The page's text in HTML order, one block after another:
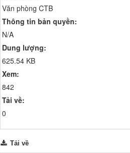
Văn phòng CTB
Thông tin bản quyền:
N/A
Dung lượng:
625.54 KB
Xem:
842
Tải về:
0
Tải về